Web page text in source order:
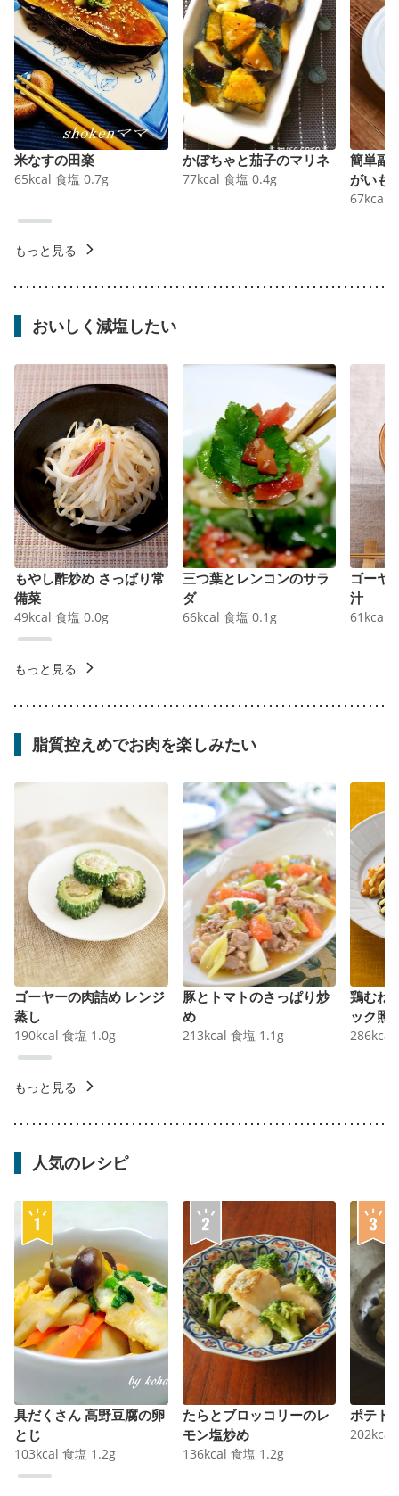
米なすの田楽
65kcal 食塩 0.7g
かぼちゃと茄子のマリネ
77kcal 食塩 0.4g
簡単副
がいも
67kcal
もっと見る
おいしく減塩したい
もやし酢炒め さっぱり常
備菜
49kcal 食塩 0.0g
三つ葉とレンコンのサラ
ダ
66kcal 食塩 0.1 g
ゴーヤ
汁
61 kcal
もっと見る
脂質控えめでお肉を楽しみたい
ゴーヤーの肉詰め レンジ
蒸し
190kcal 食塩 1.0g
豚とトマトのさっぱり炒
め
213kcal 食塩 1.1 g
鶏むね
ック照
286kcal
もっと見る
人気のレシピ
具だくさん 高野豆腐の卵
とじ
103kcal 食塩 1.2g
たらとブロッコリーのレ
モン塩炒め
136kcal 食塩 1.2g
ポテト
202kcal